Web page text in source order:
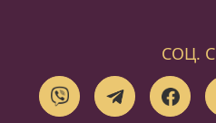
СОЦ.